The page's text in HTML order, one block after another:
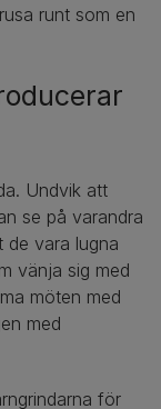
runt som en
Undvik att
se på varandra
de vara lugna
vänja sig med
möten med
med
för